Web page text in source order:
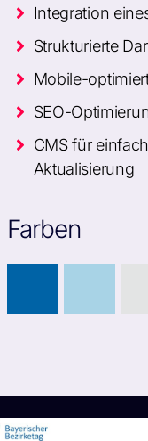
Integration
Strukturierte
Mobile-
SEO-
CMS für
Aktualisierung
Farben